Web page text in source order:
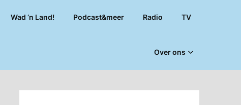
Wad ’n Land! Podcast&meer Radio TV
Over ons